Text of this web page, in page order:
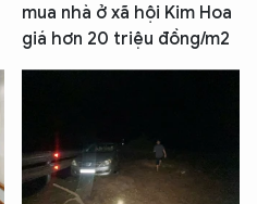
mua nhà ở xã hội Kim Hoa
giá hơn 20 triệu đồng/m2